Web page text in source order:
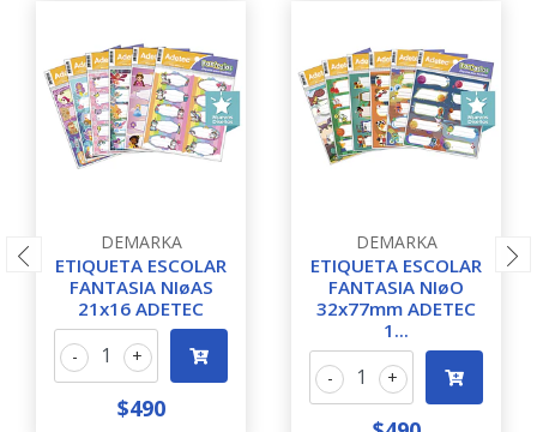
DEMARKA
ETIQUETA ESCOLAR
FANTASIA NIøAS
21x16 ADETEC
+
-
$490
DEMARKA
ETIQUETA ESCOLAR
FANTASIA NIøO
32x77mm ADETEC
1...
+
-